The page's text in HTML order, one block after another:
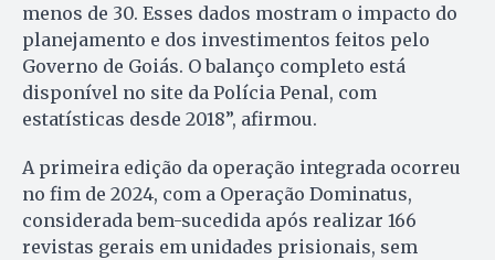
menos de 30. Esses dados mostram o impacto do
planejamento e dos investimentos feitos pelo
Governo de Goiás. O balanço completo está
disponível no site da Polícia Penal, com
estatísticas desde 2018”, afirmou.
A primeira edição da operação integrada ocorreu
no fim de 2024, com a Operação Dominatus,
considerada bem-sucedida após realizar 166
revistas gerais em unidades prisionais, sem